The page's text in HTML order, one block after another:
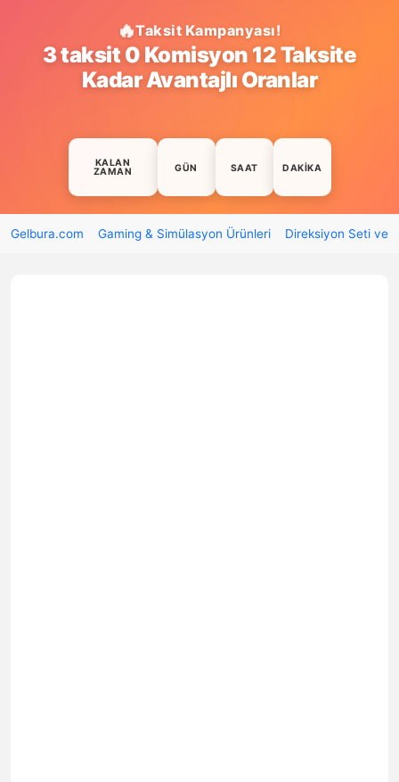
Taksit Kampanyası!
3 taksit 0 Komisyon 12 Taksite
Kadar Avantajlı Oranlar
KALAN
ZAMAN GÜN SAAT DAKIKA
Gelbura.com Gaming & Simülasyon Ürünleri Direksiyon Seti ve